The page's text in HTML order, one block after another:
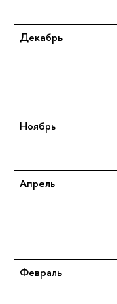
Декабрь
Ноябрь
Апрель
Февраль